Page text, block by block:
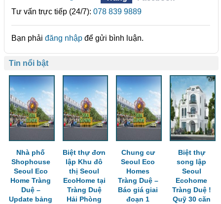
Tư vấn trực tiếp (24/7): 078 839 9889
Bạn phải đăng nhập để gửi bình luận.
Tin nổi bật
Nhà phố
Shophouse
Seoul Eco
Home Tràng
Duệ –
Update bảng
Biệt thự đơn
lập Khu đô
thị Seoul
EcoHome tại
Tràng Duệ
Hải Phòng
Chung cư
Seoul Eco
Homes
Tràng Duệ –
Báo giá giai
đoạn 1
Biệt thự
song lập
Seoul
Ecohome
Tràng Duệ !
Quỹ 30 căn